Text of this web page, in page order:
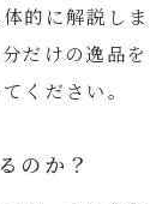
的に解説しま
だけの逸品を
ください。
のか？